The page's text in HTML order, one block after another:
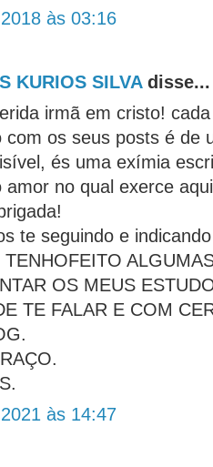
às 03:16
KURIOS SILVAdisse...
irmã em cristo!
com os seus posts é de
és uma exímia
amor no qual exerce
te seguindo e
OS MEUS
TE FALAR E COM
às 14:47